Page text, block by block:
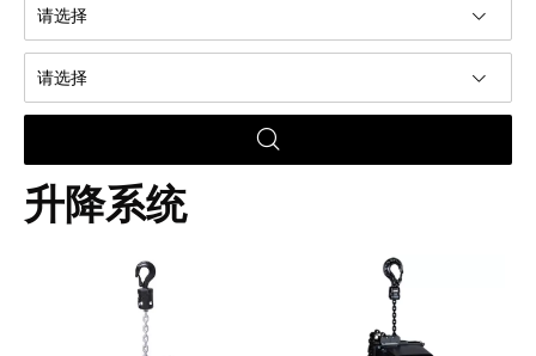
请选择
请选择
升降系统